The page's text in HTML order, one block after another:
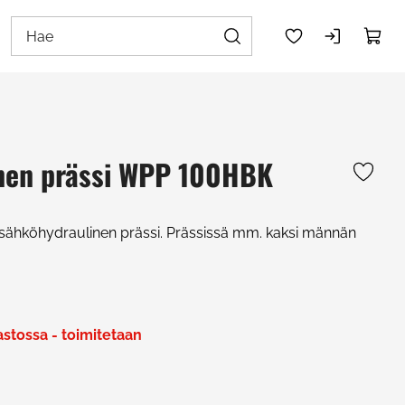
prässi WPP 100HBK
prässi. Prässissä mm. kaksi männän
- toimitetaan